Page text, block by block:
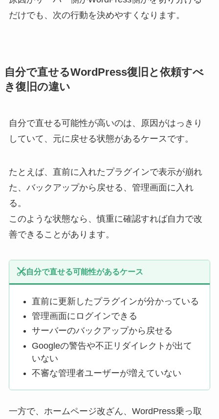
だけでも、次の行動を決めやすくなります。
自分で直せるWordPress復旧と依頼すべ
き復旧の違い
自分で直せる可能性が高いのは、原因がはっきり
していて、元に戻せる状態があるケースです。
たとえば、直前に入れたプラグインで表示が崩れ
た、バックアップから戻せる、管理画面に入れ
る。
このような状態なら、慎重に確認すれば自力で改
善できることがあります。
自分で直せる可能性があるケース
直前に更新したプラグインが分かっている
管理画面にログインできる
サーバーのバックアップから戻せる
Googleの警告や不正リダイレクトが出て
いない
不審な管理者ユーザーが増えていない
一方で、ホームページ改ざん、WordPress乗っ取